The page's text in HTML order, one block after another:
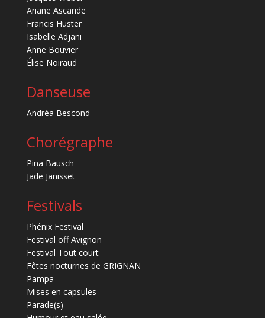
Ariane Ascaride
Francis Huster
Isabelle Adjani
Anne Bouvier
Élise Noiraud
Danseuse
Andréa Bescond
Chorégraphe
Pina Bausch
Jade Janisset
Festivals
Phénix Festival
Festival off Avignon
Festival Tout court
Fêtes nocturnes de GRIGNAN
Pampa
Mises en capsules
Parade(s)